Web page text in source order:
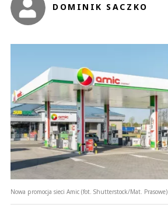
DOMINIK SACZKO
Nowa promocja sieci Amic (fot. Shutterstock/Mat. Prasowe)